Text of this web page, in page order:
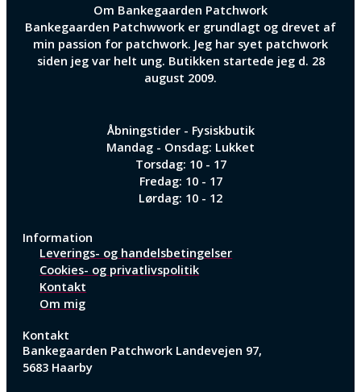
Om Bankegaarden Patchwork
Bankegaarden Patchwwork er grundlagt og drevet af
min passion for patchwork. Jeg har syet patchwork
siden jeg var helt ung. Butikken startede jeg d. 28
august 2009.
Åbningstider - Fysiskbutik
Mandag - Onsdag: Lukket
Torsdag: 10 - 17
Fredag: 10 - 17
Lørdag: 10 - 12
Information
Leverings- og handelsbetingelser
Cookies- og privatlivspolitik
Kontakt
Om mig
Kontakt
Bankegaarden Patchwork Landevejen 97,
5683 Haarby